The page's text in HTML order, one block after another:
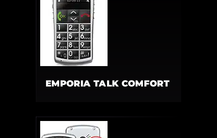
EMPORIA TALK COMFORT